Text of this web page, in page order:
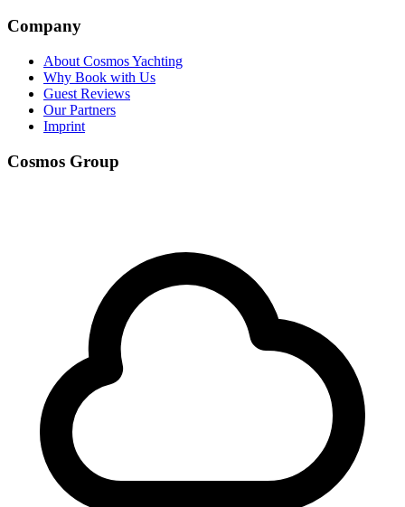
Company
About Cosmos Yachting
Why Book with Us
Guest Reviews
Our Partners
Imprint
Cosmos Group